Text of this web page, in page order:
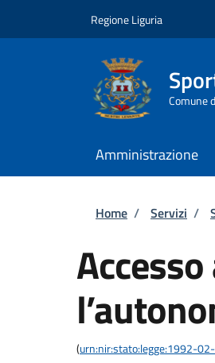
Regione Liguria
Comune
Amministrazione
Briciole
Home / Servizi /
(urn:nir:stato:legge:1992-